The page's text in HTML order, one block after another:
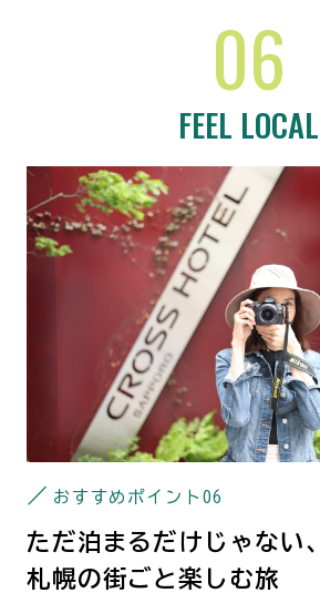
06
FEEL LOCAL
おすすめポイント06
ただ泊まるだけじゃない、
札幌の街ごと楽しむ旅